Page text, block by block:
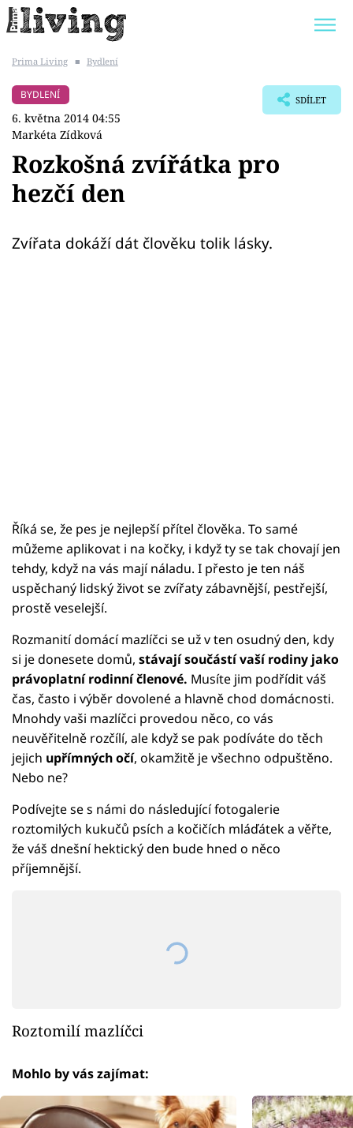
BYDLENÍ SLAVNÝCH
Témata
Bydlení
Prima Living ■ Bydlení
BYDLENÍ
6. května 2014 04:55
Markéta Zídková
SDÍLET
Rozkošná zvířátka pro
hezčí den
Zvířata dokáží dát člověku tolik lásky.
Říká se, že pes je nejlepší přítel člověka. To samé
můžeme aplikovat i na kočky, i když ty se tak chovají jen
tehdy, když na vás mají náladu. I přesto je ten náš
uspěchaný lidský život se zvířaty zábavnější, pestřejší,
prostě veselejší.
Rozmanití domácí mazlíčci se už v ten osudný den, kdy
si je donesete domů, stávají součástí vaší rodiny jako
právoplatní rodinní členové. Musíte jim podřídit váš
čas, často i výběr dovolené a hlavně chod domácnosti.
Mnohdy vaši mazlíčci provedou něco, co vás
neuvěřitelně rozčílí, ale když se pak podíváte do těch
jejich upřímných očí, okamžitě je všechno odpuštěno.
Nebo ne?
Podívejte se s námi do následující fotogalerie
roztomilých kukučů psích a kočičích mláďátek a věřte,
že váš dnešní hektický den bude hned o něco
příjemnější.
Roztomilí mazlíčci
Mohlo by vás zajímat: